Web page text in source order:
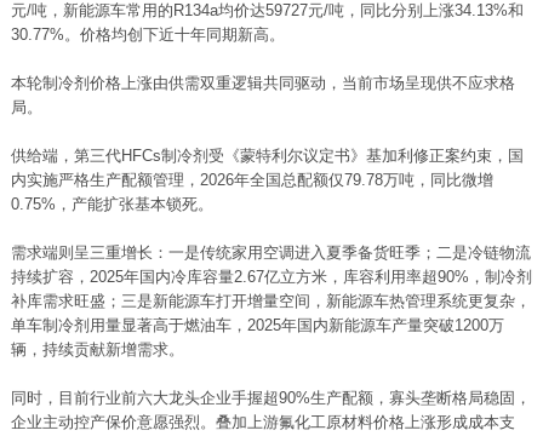
元/吨，新能源车常用的R134a均价达59727元/吨，同比分别上涨34.13%和
30.77%。价格均创下近十年同期新高。
本轮制冷剂价格上涨由供需双重逻辑共同驱动，当前市场呈现供不应求格
局。
供给端，第三代HFCs制冷剂受《蒙特利尔议定书》基加利修正案约束，国
内实施严格生产配额管理，2026年全国总配额仅79.78万吨，同比微增
0.75%，产能扩张基本锁死。
需求端则呈三重增长：一是传统家用空调进入夏季备货旺季；二是冷链物流
持续扩容，2025年国内冷库容量2.67亿立方米，库容利用率超90%，制冷剂
补库需求旺盛；三是新能源车打开增量空间，新能源车热管理系统更复杂，
单车制冷剂用量显著高于燃油车，2025年国内新能源车产量突破1200万
辆，持续贡献新增需求。
同时，目前行业前六大龙头企业手握超90%生产配额，寡头垄断格局稳固，
企业主动控产保价意愿强烈。叠加上游氟化工原材料价格上涨形成成本支